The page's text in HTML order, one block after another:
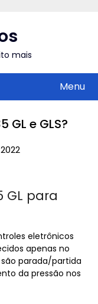
mais
Menu
GL e GLS?
GL para
eletrônicos
apenas no
parada/partida
da pressão nos